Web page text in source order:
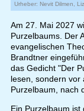
Urheber: Nevit Dilmen,
Am 27. Mai 2027
Purzelbaums. Der
evangelischen
Brandtner
das Gedicht "Der
lesen, sondern vor
Purzelbaum, nach
Ein Purzelbaum